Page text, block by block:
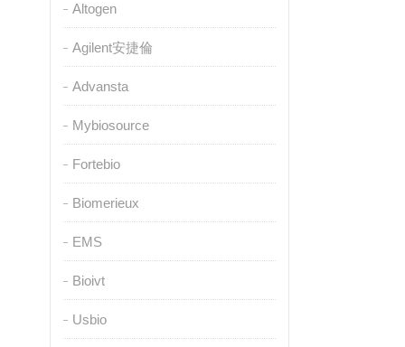
Altogen
Agilent安捷倫
Advansta
Mybiosource
Fortebio
Biomerieux
EMS
Bioivt
Usbio